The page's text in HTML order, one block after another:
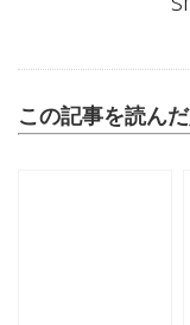
この記事を読ん